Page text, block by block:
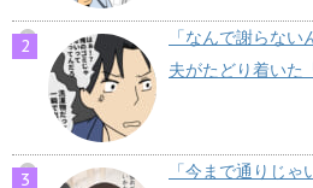
「なんで謝らな
夫がたどり着いた
「今まで通りじ